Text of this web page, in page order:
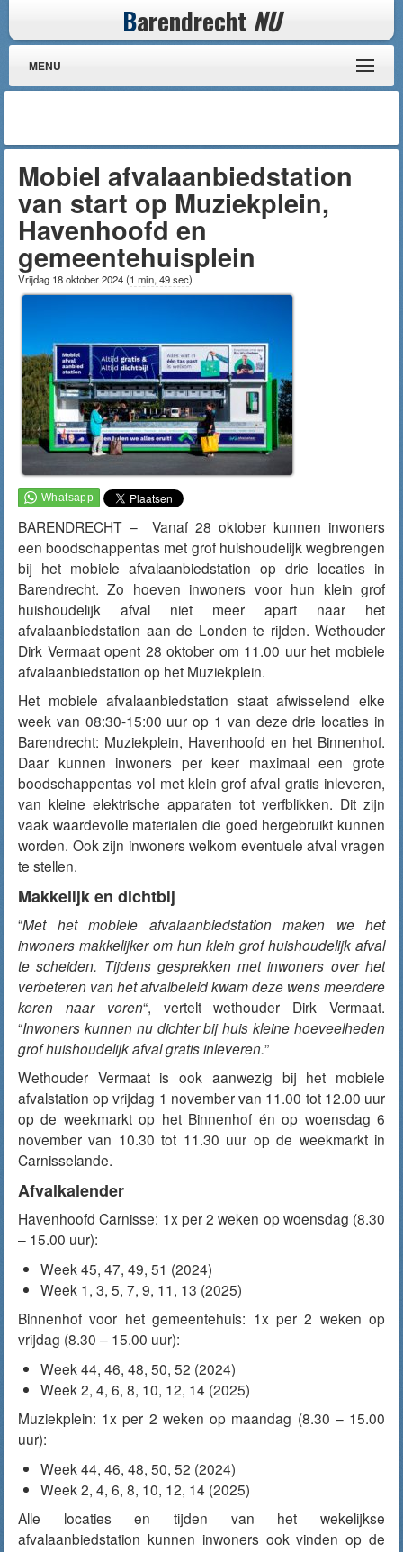
Barendrecht NU
MENU
Mobiel afvalaanbiedstation
van start op Muziekplein,
Havenhoofd en
gemeentehuisplein
Vrijdag 18 oktober 2024(1 min, 49 sec)
BARENDRECHT – Vanaf 28 oktober kunnen inwoners
een boodschappentas met grof huishoudelijk wegbrengen
bij het mobiele afvalaanbiedstation op drie locaties in
Barendrecht. Zo hoeven inwoners voor hun klein grof
huishoudelijk afval niet meer apart naar het
afvalaanbiedstation aan de Londen te rijden. Wethouder
Dirk Vermaat opent 28 oktober om 11.00 uur het mobiele
afvalaanbiedstation op het Muziekplein.
Het mobiele afvalaanbiedstation staat afwisselend elke
week van 08:30-15:00 uur op 1 van deze drie locaties in
Barendrecht: Muziekplein, Havenhoofd en het Binnenhof.
Daar kunnen inwoners per keer maximaal een grote
boodschappentas vol met klein grof afval gratis inleveren,
van kleine elektrische apparaten tot verfblikken. Dit zijn
vaak waardevolle materialen die goed hergebruikt kunnen
worden. Ook zijn inwoners welkom eventuele afval vragen
te stellen.
Makkelijk en dichtbij
“Met het mobiele afvalaanbiedstation maken we het
inwoners makkelijker om hun klein grof huishoudelijk afval
te scheiden. Tijdens gesprekken met inwoners over het
verbeteren van het afvalbeleid kwam deze wens meerdere
keren naar voren“, vertelt wethouder Dirk Vermaat.
“Inwoners kunnen nu dichter bij huis kleine hoeveelheden
grof huishoudelijk afval gratis inleveren.”
Wethouder Vermaat is ook aanwezig bij het mobiele
afvalstation op vrijdag 1 november van 11.00 tot 12.00 uur
op de weekmarkt op het Binnenhof én op woensdag 6
november van 10.30 tot 11.30 uur op de weekmarkt in
Carnisselande.
Afvalkalender
Havenhoofd Carnisse: 1x per 2 weken op woensdag (8.30
– 15.00 uur):
Week 45, 47, 49, 51 (2024)
Week 1, 3, 5, 7, 9, 11, 13 (2025)
Binnenhof voor het gemeentehuis: 1x per 2 weken op
vrijdag (8.30 – 15.00 uur):
Week 44, 46, 48, 50, 52 (2024)
Week 2, 4, 6, 8, 10, 12, 14 (2025)
Muziekplein: 1x per 2 weken op maandag (8.30 – 15.00
uur):
Week 44, 46, 48, 50, 52 (2024)
Week 2, 4, 6, 8, 10, 12, 14 (2025)
Alle locaties en tijden van het wekelijkse
afvalaanbiedstation kunnen inwoners ook vinden op de